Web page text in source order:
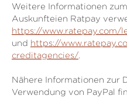
Weitere Informationen
Auskunfteien Ratpay
https://www.ratepay.com/
und https://
creditagencies/.
Nähere Informationen zur
Verwendung von PayPal